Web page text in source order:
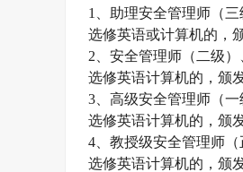
1、助理安全管理师 （
选修英语或计算机的，
2、 安全管理师 （二级
选修英语计算机的，颁
3、高级安全管理师 （
选修英语计算机的，颁
4、教授级安全管理师
选修英语计算机的，颁